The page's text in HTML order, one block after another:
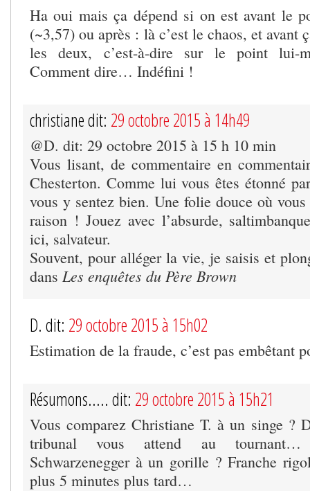
Ha oui mais ça dépend si on est avant le
(~3,57) ou après : là c’est le chaos, et avant
les deux, c’est-à-dire sur le point lui-
Comment dire… Indéfini !
christiane dit: 29 octobre 2015 à 14h49
@D. dit: 29 octobre 2015 à 15 h 10 min
Vous lisant, de commentaire en
Chesterton. Comme lui vous êtes étonné
vous y sentez bien. Une folie douce où
raison ! Jouez avec l’absurde,
ici, salvateur.
Souvent, pour alléger la vie, je saisis et
dans Les enquêtes du Père Brown
D. dit: 29 octobre 2015 à 15h02
Estimation de la fraude, c’est pas embêtant
Résumons..... dit: 29 octobre 2015 à 15h21
Vous comparez Christiane T. à un singe ?
tribunal vous attend au tournant…
Schwarzenegger à un gorille ? Franche
plus 5 minutes plus tard…